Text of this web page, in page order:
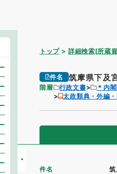
トップ 詳細検索[所蔵
件名 筑摩県下及
階層 行政文書 ＊内
太政類典・外編
件名